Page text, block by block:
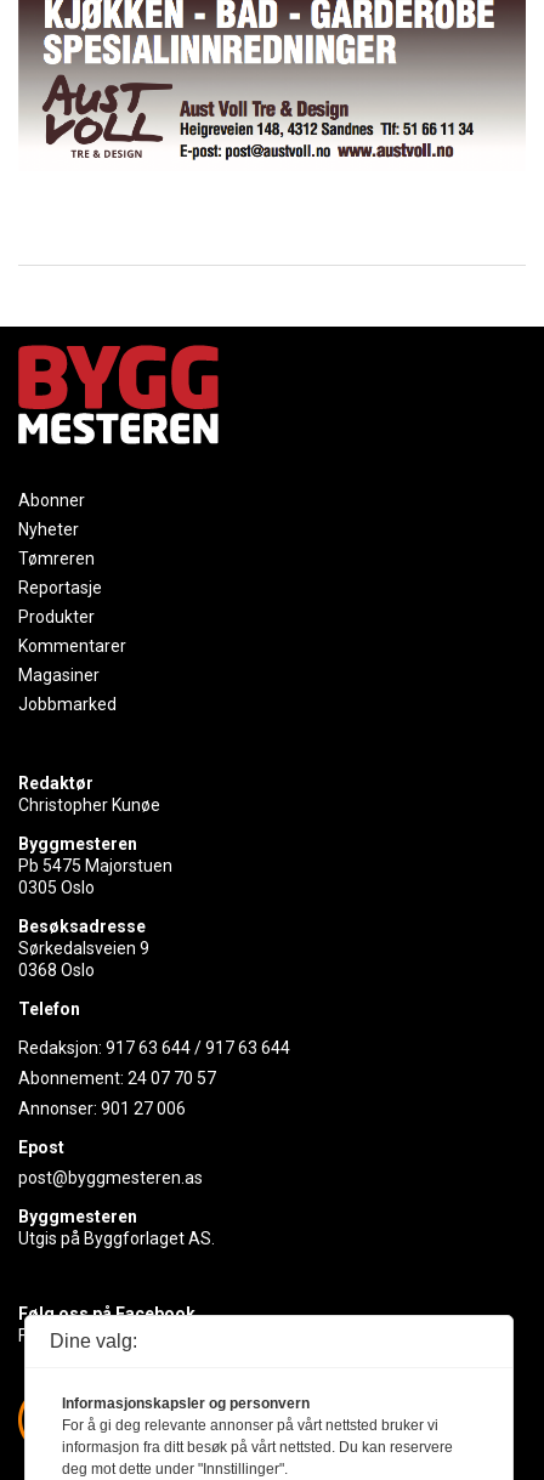
Abonner
Nyheter
Tømreren
Reportasje
Produkter
Kommentarer
Magasiner
Jobbmarked
Redaktør
Christopher Kunøe
Byggmesteren
Pb 5475 Majorstuen
0305 Oslo
Besøksadresse
Sørkedalsveien 9
0368 Oslo
Telefon
Redaksjon: 917 63 644/917 63 644
Abonnement: 24 07 70 57
Annonser: 901 27 006
Epost
post@byggmesteren.as
Byggmesteren
Utgis på Byggforlaget AS.
Følg oss på Facebook
Få med deg det siste innen byggebransjen
Dine valg:
Informasjonskapsler og personvern
For å gi deg relevante annonser på vårt nettsted bruker vi
informasjon fra ditt besøk på vårt nettsted. Du kan reservere
deg mot dette under "Innstillinger".